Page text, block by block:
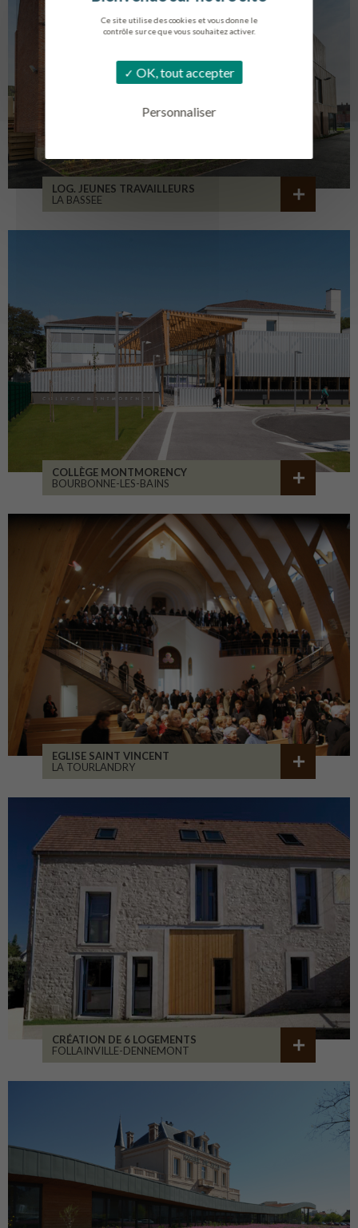
Ce site utilise des cookies et vous donne le
contrôle sur ce que vous souhaitez activer.
OK, tout accepter
Personnaliser
LOG. JEUNES TRAVAILLEURS
LA BASSEE
COLLÈGE MONTMORENCY
BOURBONNE-LES-BAINS
EGLISE SAINT VINCENT
LA TOURLANDRY
CRÉATION DE 6 LOGEMENTS
FOLLAINVILLE-DENNEMONT